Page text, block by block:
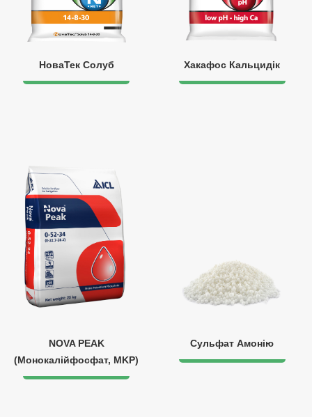
НоваТек Солуб Хакафос Кальцидік
NOVA PEAK
(Монокалійфосфат, MKP)
Сульфат Амонію